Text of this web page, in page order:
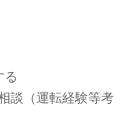
る
（運転経験等考